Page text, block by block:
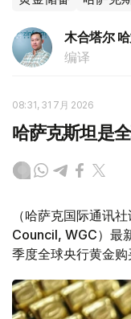
木合塔尔
编译
08:31, 31 7月 2026
哈萨克斯坦是
（哈萨克国际通讯
Council, WGC）最
季度全球央行黄金购